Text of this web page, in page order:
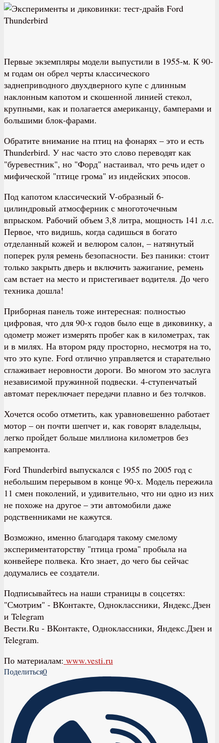
Первые экземпляры модели выпустили в 1955-м. К 90-
м годам он обрел черты классического
заднеприводного двухдверного купе с длинным
наклонным капотом и скошенной линией стекол,
крупными, как и полагается американцу, бамперами и
большими блок-фарами.
Обратите внимание на птиц на фонарях – это и есть
Thunderbird. У нас часто это слово переводят как
"буревестник", но "Форд" настаивал, что речь идет о
мифической "птице грома" из индейских эпосов.
Под капотом классический V-образный 6-
цилиндровый атмосферник с многоточечным
впрыском. Рабочий объем 3,8 литра, мощность 141 л.с.
Первое, что видишь, когда садишься в богато
отделанный кожей и велюром салон, – натянутый
поперек руля ремень безопасности. Без паники: стоит
только закрыть дверь и включить зажигание, ремень
сам встает на место и пристегивает водителя. До чего
техника дошла!
Приборная панель тоже интересная: полностью
цифровая, что для 90-х годов было еще в диковинку, а
одометр может измерять пробег как в километрах, так
и в милях. На втором ряду просторно, несмотря на то,
что это купе. Ford отлично управляется и старательно
сглаживает неровности дороги. Во многом это заслуга
независимой пружинной подвеcки. 4-ступенчатый
автомат переключает передачи плавно и без толчков.
Хочется особо отметить, как уравновешенно работает
мотор – он почти шепчет и, как говорят владельцы,
легко пройдет больше миллиона километров без
капремонта.
Ford Thunderbird выпускался с 1955 по 2005 год с
небольшим перерывом в конце 90-х. Модель пережила
11 смен поколений, и удивительно, что ни одно из них
не похоже на другое – эти автомобили даже
родственниками не кажутся.
Возможно, именно благодаря такому смелому
экспериментаторству "птица грома" пробыла на
конвейере полвека. Кто знает, до чего бы сейчас
додумались ее создатели.
Подписывайтесь на наши страницы в соцсетях:
"Смотрим" ‐ ВКонтакте, Одноклассники, Яндекс.Дзен
и Telegram
Вести.Ru ‐ ВКонтакте, Одноклассники, Яндекс.Дзен и
Telegram.
По материалам: www.vesti.ru
Поделиться0